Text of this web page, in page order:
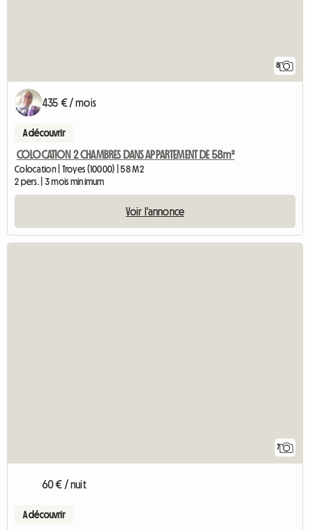
8
435 € / mois
A découvrir
COLOCATION 2 CHAMBRES DANS APPARTEMENT DE 58m²
Colocation | Troyes (10000) | 58 M2
2 pers. | 3 mois minimum
Voir l'annonce
7
60 € / nuit
A découvrir